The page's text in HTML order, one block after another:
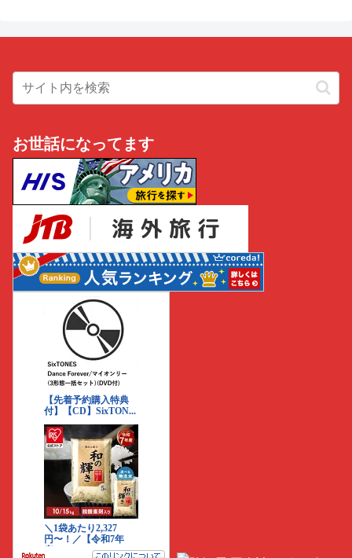
お世話になってます